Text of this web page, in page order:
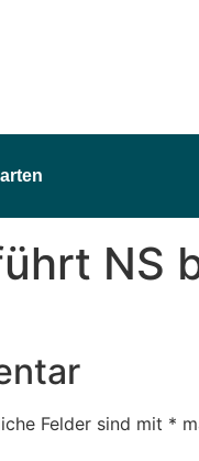
NS
Felder sind mit *